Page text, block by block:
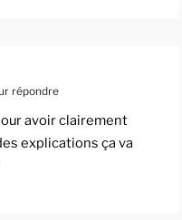
répondre
avoir clairement
explications ça va